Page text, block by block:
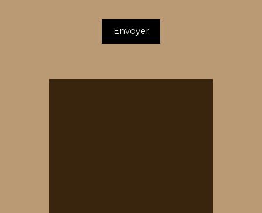
Envoyer